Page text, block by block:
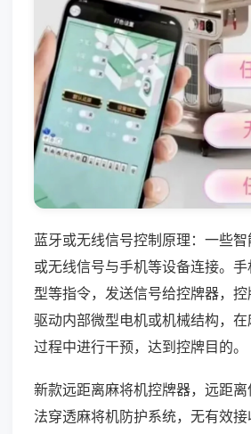
蓝牙或无线信号控制原理：一些
或无线信号与手机等设备连接。
型等指令，发送信号给控牌器，
驱动内部微型电机或机械结构，
过程中进行干预，达到控牌目的。
新款远距离麻将机控牌器，远距
法穿透麻将机防护系统，无有效